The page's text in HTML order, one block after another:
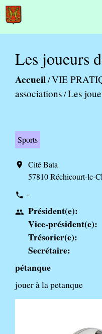
Les joueurs
Accueil/VIE
associations/Les
Sports
location_on
Cité Bata
57810 Réchicourt-le-
phone -
people Président(e):
Vice-président(e):
Trésorier(e):
Secrétaire:
pétanque
jouer à la petanque